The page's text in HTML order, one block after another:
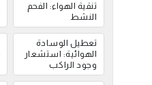
تنقية الهواء: الفحم
النشط
تعطيل الوسادة
الهوائية: استشعار
وجود الراكب